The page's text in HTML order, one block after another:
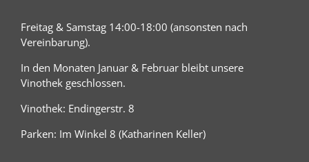
Freitag & Samstag 14:00-18:00 (ansonsten nach
Vereinbarung).
In den Monaten Januar & Februar bleibt unsere
Vinothek geschlossen.
Vinothek: Endingerstr. 8
Parken: Im Winkel 8 (Katharinen Keller)